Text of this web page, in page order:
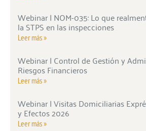
Webinar | NOM-035: Lo que
la STPS en las inspecciones
Leer más »
Webinar | Control de Gestión y
Riesgos Financieros
Leer más »
Webinar | Visitas Domiciliarias
y Efectos 2026
Leer más »